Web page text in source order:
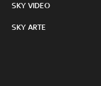
SKY VIDEO
SKY ARTE